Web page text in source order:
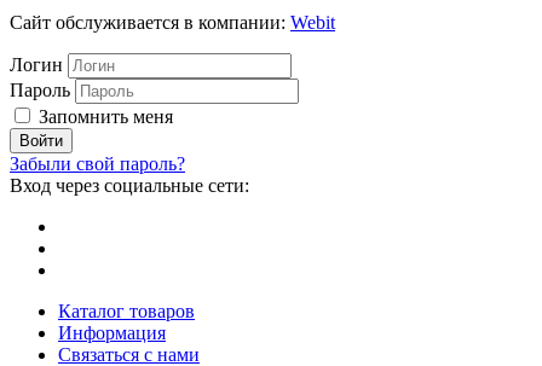
Сайт обслуживается в компании: Webit
Логин
Пароль
Запомнить меня
Забыли свой пароль?
Вход через социальные сети:
Каталог товаров
Информация
Связаться с нами